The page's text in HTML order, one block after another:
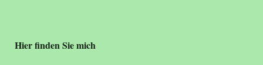
Hier finden Sie mich